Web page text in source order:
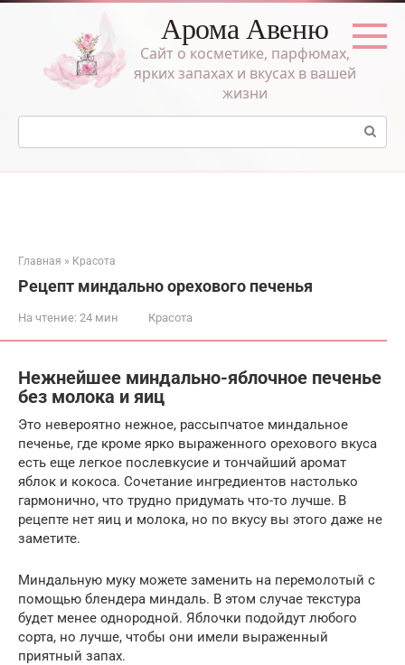
Перейти
Арома Авеню
Сайт о косметике, парфюмах,
ярких запахах и вкусах в вашей
жизни
Поиск:
Главная » Красота
Рецепт миндально орехового печенья
На чтение: 24 мин Красота
Нежнейшее миндально-яблочное печенье
без молока и яиц
Это невероятно нежное, рассыпчатое миндальное
печенье, где кроме ярко выраженного орехового вкуса
есть еще легкое послевкусие и тончайший аромат
яблок и кокоса. Сочетание ингредиентов настолько
гармонично, что трудно придумать что-то лучше. В
рецепте нет яиц и молока, но по вкусу вы этого даже не
заметите.
Миндальную муку можете заменить на перемолотый с
помощью блендера миндаль. В этом случае текстура
будет менее однородной. Яблочки подойдут любого
сорта, но лучше, чтобы они имели выраженный
приятный запах.